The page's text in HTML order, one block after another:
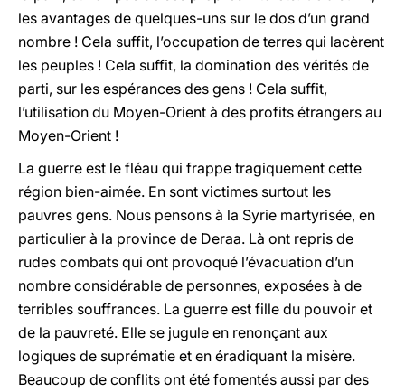
les avantages de quelques-uns sur le dos d’un grand
nombre ! Cela suffit, l’occupation de terres qui lacèrent
les peuples ! Cela suffit, la domination des vérités de
parti, sur les espérances des gens ! Cela suffit,
l’utilisation du Moyen-Orient à des profits étrangers au
Moyen-Orient !
La guerre est le fléau qui frappe tragiquement cette
région bien-aimée. En sont victimes surtout les
pauvres gens. Nous pensons à la Syrie martyrisée, en
particulier à la province de Deraa. Là ont repris de
rudes combats qui ont provoqué l’évacuation d’un
nombre considérable de personnes, exposées à de
terribles souffrances. La guerre est fille du pouvoir et
de la pauvreté. Elle se jugule en renonçant aux
logiques de suprématie et en éradiquant la misère.
Beaucoup de conflits ont été fomentés aussi par des